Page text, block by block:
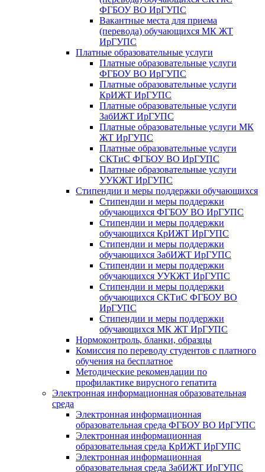
ФГБОУ ВО ИрГУПС
Вакантные места для приема
(перевода) обучающихся МК ЖТ
ИрГУПС
Платные образовательные услуги
Платные образовательные услуги
ФГБОУ ВО ИрГУПС
Платные образовательные услуги
КрИЖТ ИрГУПС
Платные образовательные услуги
ЗабИЖТ ИрГУПС
Платные образовательные услуги МК
ЖТ ИрГУПС
Платные образовательные услуги
СКТиС ФГБОУ ВО ИрГУПС
Платные образовательные услуги
УУКЖТ ИрГУПС
Стипендии и меры поддержки обучающихся
Стипендии и меры поддержки
обучающихся ФГБОУ ВО ИрГУПС
Стипендии и меры поддержки
обучающихся КрИЖТ ИрГУПС
Стипендии и меры поддержки
обучающихся ЗабИЖТ ИрГУПС
Стипендии и меры поддержки
обучающихся УУКЖТ ИрГУПС
Стипендии и меры поддержки
обучающихся СКТиС ФГБОУ ВО
ИрГУПС
Стипендии и меры поддержки
обучающихся МК ЖТ ИрГУПС
Нормоконтроль, бланки, образцы
Комиссия по переводу студентов с платного
обучения на бесплатное
Методические рекомендации по
профилактике вирусного гепатита
Электронная информационная образовательная
среда
Электронная информационная
образовательная среда ФГБОУ ВО ИрГУПС
Электронная информационная
образовательная среда КрИЖТ ИрГУПС
Электронная информационная
образовательная среда ЗабИЖТ ИрГУПС